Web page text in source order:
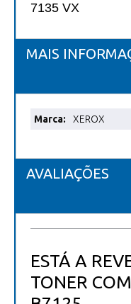
7135 VX
MAIS
Mais
XEROX
AVALIAÇÕES
ESTÁ A
TONER